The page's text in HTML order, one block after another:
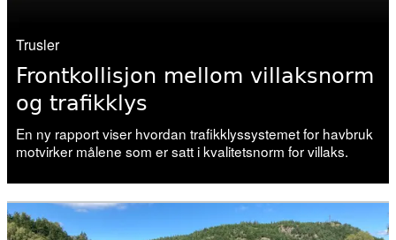
19. juni 2026
Vitenskapelig råd for lakseforvaltning:
– Svært krevende
fiskeutsettinger
Trusler
Frontkollisjon mellom villaksnorm
og trafikklys
En ny rapport viser hvordan trafikklyssystemet for havbruk
motvirker målene som er satt i kvalitetsnorm for villaks.